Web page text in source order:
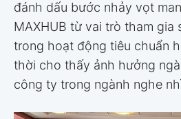
đánh dấu bước nhảy vọt
MAXHUB từ vai trò tham gia
trong hoạt động tiêu chuẩn
thời cho thấy ảnh hưởng
công ty trong ngành nghe